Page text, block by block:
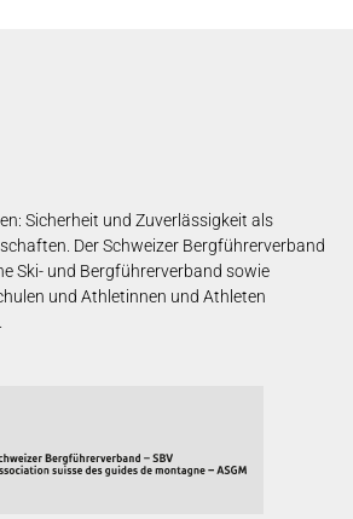
Sicherheit und Zuverlässigkeit als
Der Schweizer Bergführerverband
Ski- und Bergführerverband sowie
und Athletinnen und Athleten